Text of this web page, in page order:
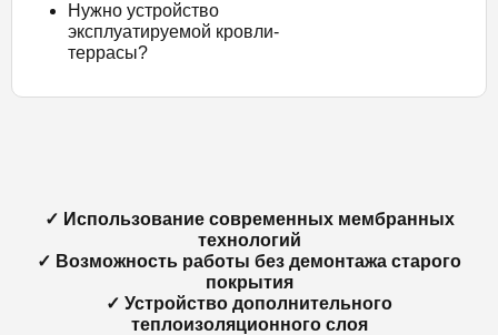
Нужно устройство
эксплуатируемой кровли-
террасы?
✓ Использование современных мембранных
технологий
✓ Возможность работы без демонтажа старого
покрытия
✓ Устройство дополнительного
теплоизоляционного слоя